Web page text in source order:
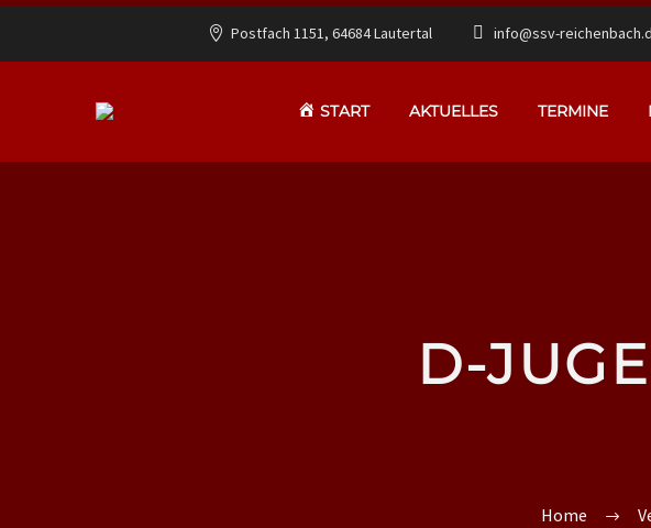
Postfach 1151, 64684 Lautertal info@ssv-
START AKTUELLES TERMINE
D-
Home